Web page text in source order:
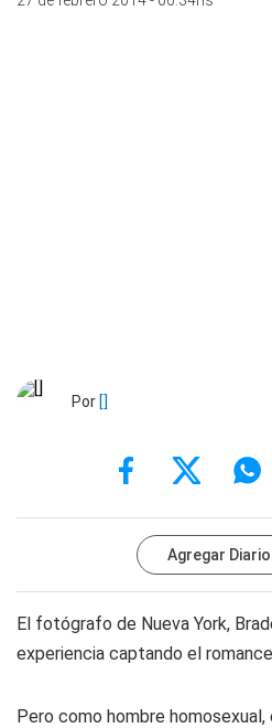
Por []
Agregar Diario
El fotógrafo de Nueva York,
experiencia captando el
Pero como hombre